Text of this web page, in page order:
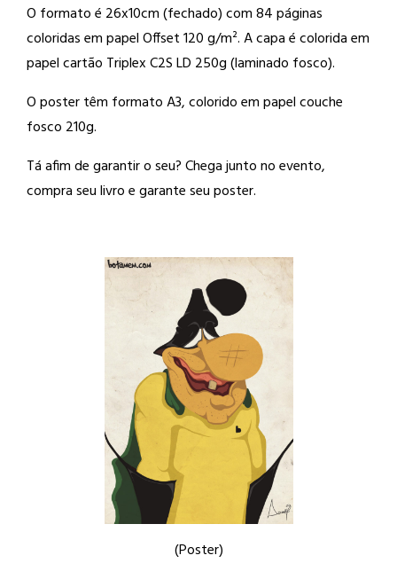
O formato é 26x10cm (fechado) com 84 páginas
coloridas em papel Offset 120 g/m². A capa é colorida em
papel cartão Triplex C2S LD 250g (laminado fosco).
O poster têm formato A3, colorido em papel couche
fosco 210g.
Tá afim de garantir o seu? Chega junto no evento,
compra seu livro e garante seu poster.
(Poster)